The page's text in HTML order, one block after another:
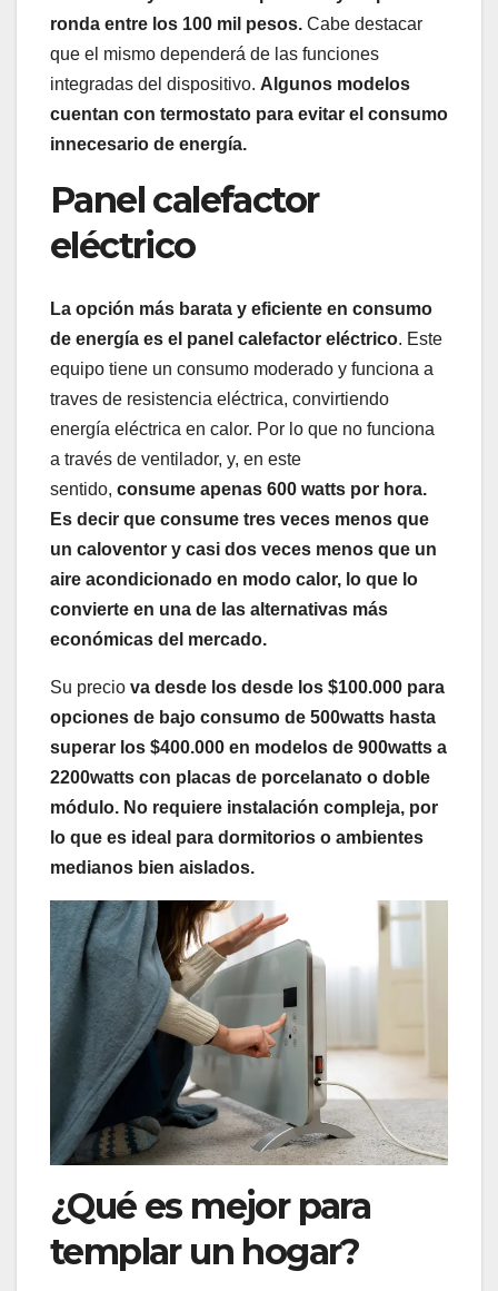
ronda entre los 100 mil pesos. Cabe destacar
que el mismo dependerá de las funciones
integradas del dispositivo. Algunos modelos
cuentan con termostato para evitar el consumo
innecesario de energía.
Panel calefactor
eléctrico
La opción más barata y eficiente en consumo
de energía es el panel calefactor eléctrico. Este
equipo tiene un consumo moderado y funciona a
traves de resistencia eléctrica, convirtiendo
energía eléctrica en calor. Por lo que no funciona
a través de ventilador, y, en este
sentido, consume apenas 600 watts por hora.
Es decir que consume tres veces menos que
un caloventor y casi dos veces menos que un
aire acondicionado en modo calor, lo que lo
convierte en una de las alternativas más
económicas del mercado.
Su precio va desde los desde los $100.000 para
opciones de bajo consumo de 500watts hasta
superar los $400.000 en modelos de 900watts a
2200watts con placas de porcelanato o doble
módulo. No requiere instalación compleja, por
lo que es ideal para dormitorios o ambientes
medianos bien aislados.
¿Qué es mejor para
templar un hogar?